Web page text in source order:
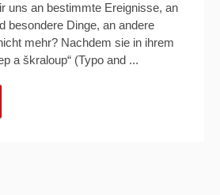
uns an bestimmte Ereignisse, an
besondere Dinge, an andere
mehr? Nachdem sie in ihrem
a škraloup“ (Typo and ...